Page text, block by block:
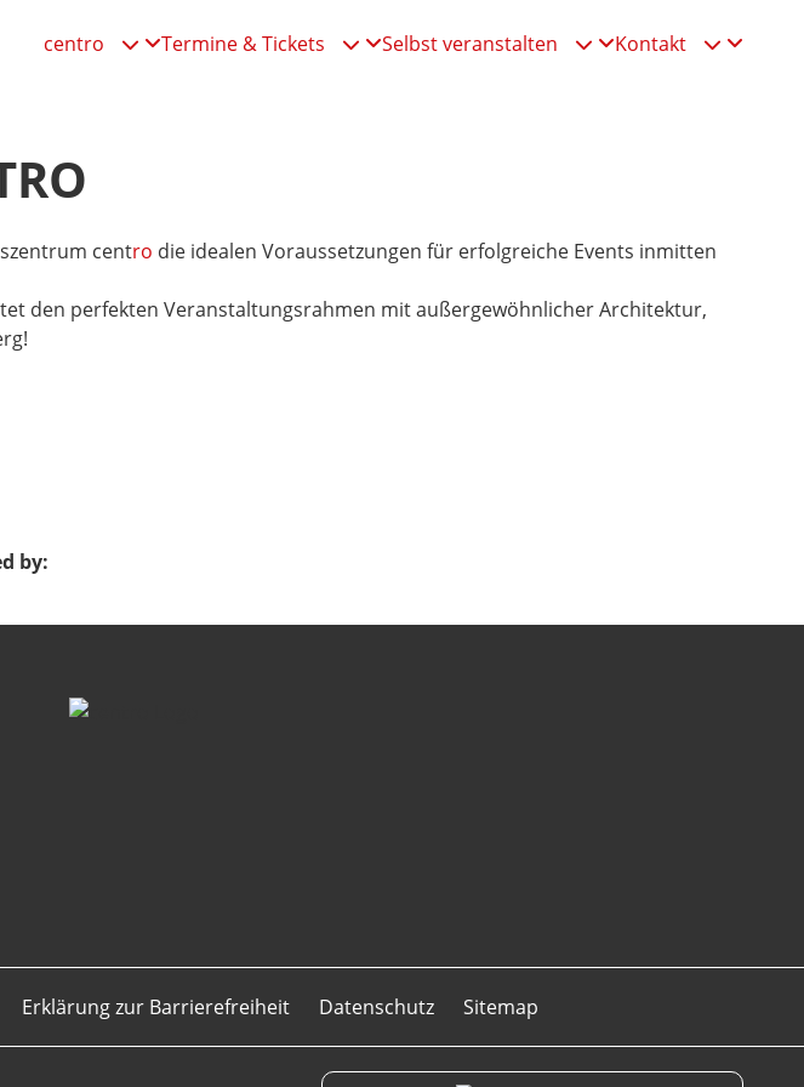
centro  Termine & Tickets  Selbst veranstalten  Kontakt 
centro die idealen Voraussetzungen für erfolgreiche Events inmitten
den perfekten Veranstaltungsrahmen mit außergewöhnlicher Architektur,
by:
Erklärung zur Barrierefreiheit Datenschutz Sitemap